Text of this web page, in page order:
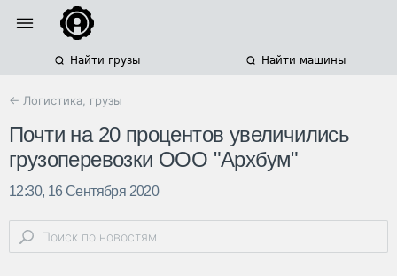
Найти грузы Найти машины
← Логистика, грузы
Почти на 20 процентов увеличились
грузоперевозки ООО "Архбум"
12:30, 16 Сентября 2020